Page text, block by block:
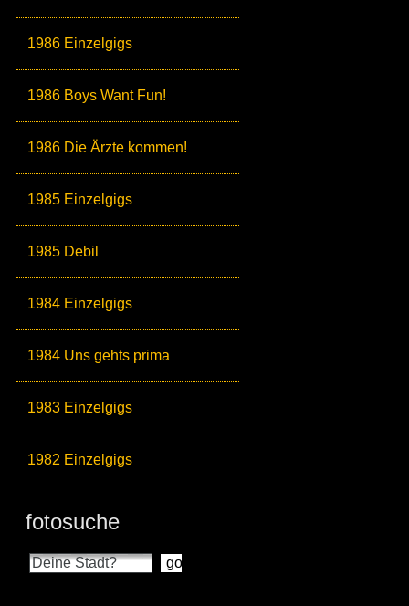
1986 Einzelgigs
1986 Boys Want Fun!
1986 Die Ärzte kommen!
1985 Einzelgigs
1985 Debil
1984 Einzelgigs
1984 Uns gehts prima
1983 Einzelgigs
1982 Einzelgigs
fotosuche